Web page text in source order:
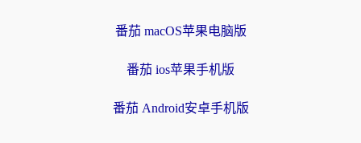
番茄 macOS苹果电脑版
番茄 ios苹果手机版
番茄 Android安卓手机版